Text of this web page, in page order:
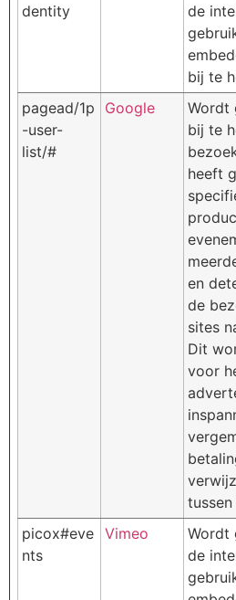
dentity
de
bij te
pagead/1p
-user-
list/#
Google
Wordt
bij te
heeft
en
de
sites
Dit
voor
picox#eve
nts
Vimeo
Wordt
de